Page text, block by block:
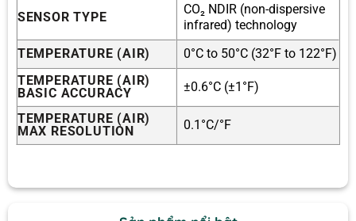
SENSOR TYPE
CO₂ NDIR (non-dispersive
infrared) technology
TEMPERATURE (AIR)
0°C to 50°C (32°F to 122°F)
TEMPERATURE (AIR)
BASIC ACCURACY
±0.6°C (±1°F)
TEMPERATURE (AIR)
MAX RESOLUTION
0.1°C/°F